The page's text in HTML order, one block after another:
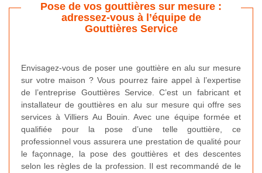
Pose de vos gouttières sur mesure :
adressez-vous à l’équipe de
Gouttières Service
Envisagez-vous de poser une gouttière en alu sur mesure
sur votre maison ? Vous pourrez faire appel à l’expertise
de l’entreprise Gouttières Service. C’est un fabricant et
installateur de gouttières en alu sur mesure qui offre ses
services à Villiers Au Bouin. Avec une équipe formée et
qualifiée pour la pose d’une telle gouttière, ce
professionnel vous assurera une prestation de qualité pour
le façonnage, la pose des gouttières et des descentes
selon les règles de la profession. Il est recommandé de le